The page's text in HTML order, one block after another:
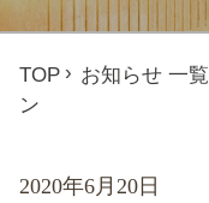
TOP お知らせ 一覧
ン
2020年6月20日